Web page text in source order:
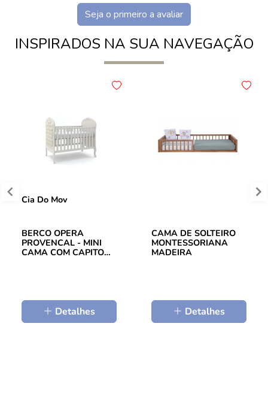
Seja o primeiro a avaliar
INSPIRADOS NA SUA NAVEGAÇÃO
Cia Do Mov
BERCO OPERA
PROVENCAL - MINI
CAMA COM CAPITONE
Detalhes
CAMA DE SOLTEIRO
MONTESSORIANA
MADEIRA
Detalhes